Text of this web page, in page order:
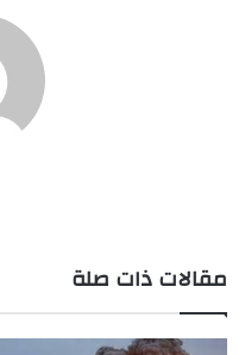
مقالات ذات صلة